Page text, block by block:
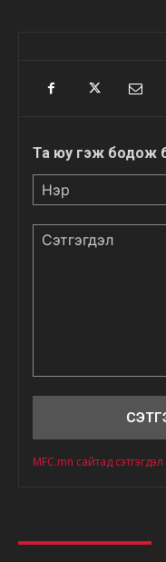
Та юу гэж бодож
MFC.mn сайтад